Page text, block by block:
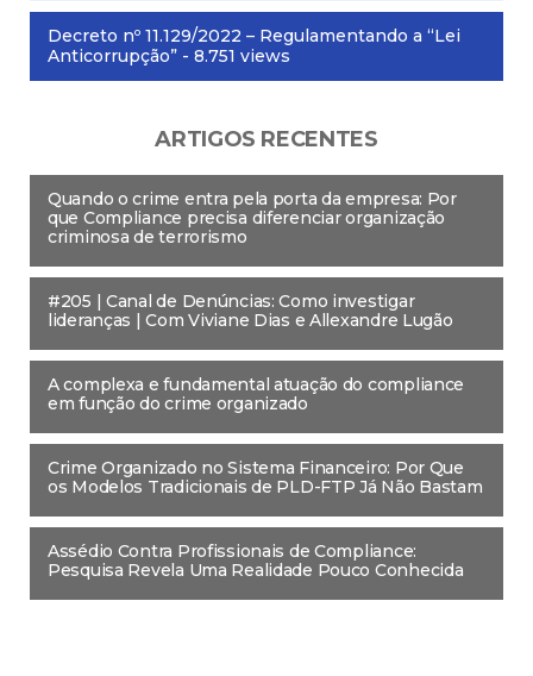
Decreto nº 11.129/2022 – Regulamentando a “Lei
Anticorrupção” - 8.751 views
ARTIGOS RECENTES
Quando o crime entra pela porta da empresa: Por
que Compliance precisa diferenciar organização
criminosa de terrorismo
#205 | Canal de Denúncias: Como investigar
lideranças | Com Viviane Dias e Allexandre Lugão
A complexa e fundamental atuação do compliance
em função do crime organizado
Crime Organizado no Sistema Financeiro: Por Que
os Modelos Tradicionais de PLD-FTP Já Não Bastam
Assédio Contra Profissionais de Compliance:
Pesquisa Revela Uma Realidade Pouco Conhecida